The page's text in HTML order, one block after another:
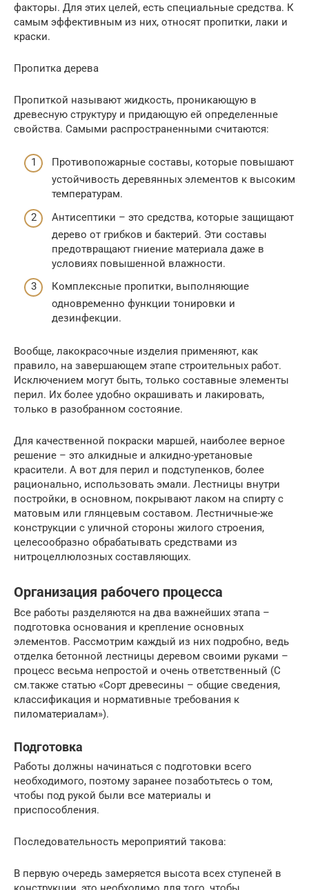
факторы. Для этих целей, есть специальные средства. К
самым эффективным из них, относят пропитки, лаки и
краски.
Пропитка дерева
Пропиткой называют жидкость, проникающую в
древесную структуру и придающую ей определенные
свойства. Самыми распространенными считаются:
Противопожарные составы, которые повышают
устойчивость деревянных элементов к высоким
температурам.
Антисептики – это средства, которые защищают
дерево от грибков и бактерий. Эти составы
предотвращают гниение материала даже в
условиях повышенной влажности.
Комплексные пропитки, выполняющие
одновременно функции тонировки и
дезинфекции.
Вообще, лакокрасочные изделия применяют, как
правило, на завершающем этапе строительных работ.
Исключением могут быть, только составные элементы
перил. Их более удобно окрашивать и лакировать,
только в разобранном состояние.
Для качественной покраски маршей, наиболее верное
решение – это алкидные и алкидно-уретановые
красители. А вот для перил и подступенков, более
рационально, использовать эмали. Лестницы внутри
постройки, в основном, покрывают лаком на спирту с
матовым или глянцевым составом. Лестничные-же
конструкции с уличной стороны жилого строения,
целесообразно обрабатывать средствами из
нитроцеллюлозных составляющих.
Организация рабочего процесса
Все работы разделяются на два важнейших этапа –
подготовка основания и крепление основных
элементов. Рассмотрим каждый из них подробно, ведь
отделка бетонной лестницы деревом своими руками –
процесс весьма непростой и очень ответственный (С
см.также статью «Сорт древесины – общие сведения,
классификация и нормативные требования к
пиломатериалам»).
Подготовка
Работы должны начинаться с подготовки всего
необходимого, поэтому заранее позаботьтесь о том,
чтобы под рукой были все материалы и
приспособления.
Последовательность мероприятий такова:
В первую очередь замеряется высота всех ступеней в